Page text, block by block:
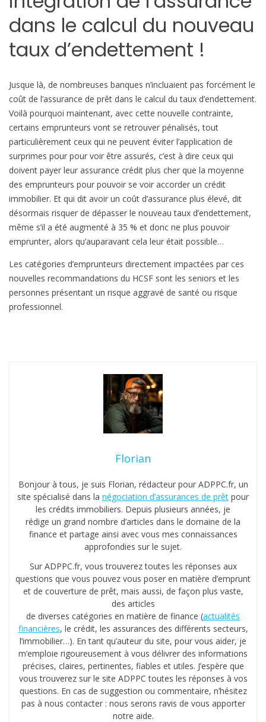
dans le calcul du nouveau
taux d’endettement !
Jusque là, de nombreuses banques n’incluaient pas forcément le
coût de l’assurance de prêt dans le calcul du taux d’endettement.
Voilà pourquoi maintenant, avec cette nouvelle contrainte,
certains emprunteurs vont se retrouver pénalisés, tout
particulièrement ceux qui ne peuvent éviter l’application de
surprimes pour pour voir être assurés, c’est à dire ceux qui
doivent payer leur assurance crédit plus cher que la moyenne
des emprunteurs pour pouvoir se voir accorder un crédit
immobilier. Et qui dit avoir un coût d’assurance plus élevé, dit
désormais risquer de dépasser le nouveau taux d’endettement,
même s’il a été augmenté à 35 % et donc ne plus pouvoir
emprunter, alors qu’auparavant cela leur était possible…
Les catégories d’emprunteurs directement impactées par ces
nouvelles recommandations du HCSF sont les seniors et les
personnes présentant un risque aggravé de santé ou risque
professionnel.
Florian
Bonjour à tous, je suis Florian, rédacteur pour ADPPC.fr, un
site spécialisé dans la négociation d’assurances de prêt pour
les crédits immobiliers. Depuis plusieurs années, je
rédige un grand nombre d’articles dans le domaine de la
finance et partage ainsi avec vous mes connaissances
approfondies sur le sujet.
Sur ADPPC.fr, vous trouverez toutes les réponses aux
questions que vous pouvez vous poser en matière d’emprunt
et de couverture de prêt, mais aussi, de façon plus vaste,
des articles
de diverses catégories en matière de finance (actualités
financières, le crédit, les assurances des différents secteurs,
l’immobilier…). En tant qu’auteur du site, pour vous aider, je
m’emploie rigoureusement à vous délivrer des informations
précises, claires, pertinentes, fiables et utiles. J’espère que
vous trouverez sur le site ADPPC toutes les réponses à vos
questions. En cas de suggestion ou commentaire, n’hésitez
pas à nous contacter : nous serons ravis de vous apporter
notre aide.